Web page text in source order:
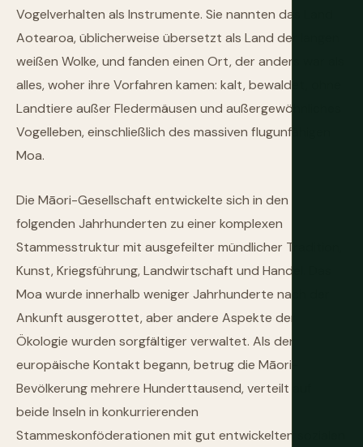
Vogelverhalten als Instrumente. Sie nannten das Land
Aotearoa, üblicherweise übersetzt als Land der langen
weißen Wolke, und fanden einen Ort, der anders war als
alles, woher ihre Vorfahren kamen: kalt, bewaldet, ohne
Landtiere außer Fledermäusen und außergewöhnliches
Vogelleben, einschließlich des massiven flugunfähigen
Moa.
Die Māori-Gesellschaft entwickelte sich in den
folgenden Jahrhunderten zu einer komplexen
Stammesstruktur mit ausgefeilter mündlicher Tradition,
Kunst, Kriegsführung, Landwirtschaft und Handel. Das
Moa wurde innerhalb weniger Jahrhunderte nach der
Ankunft ausgerottet, aber andere Aspekte der
Ökologie wurden sorgfältiger verwaltet. Als der
europäische Kontakt begann, betrug die Māori-
Bevölkerung mehrere Hunderttausend, verteilt auf
beide Inseln in konkurrierenden
Stammeskonföderationen mit gut entwickelten sozialen